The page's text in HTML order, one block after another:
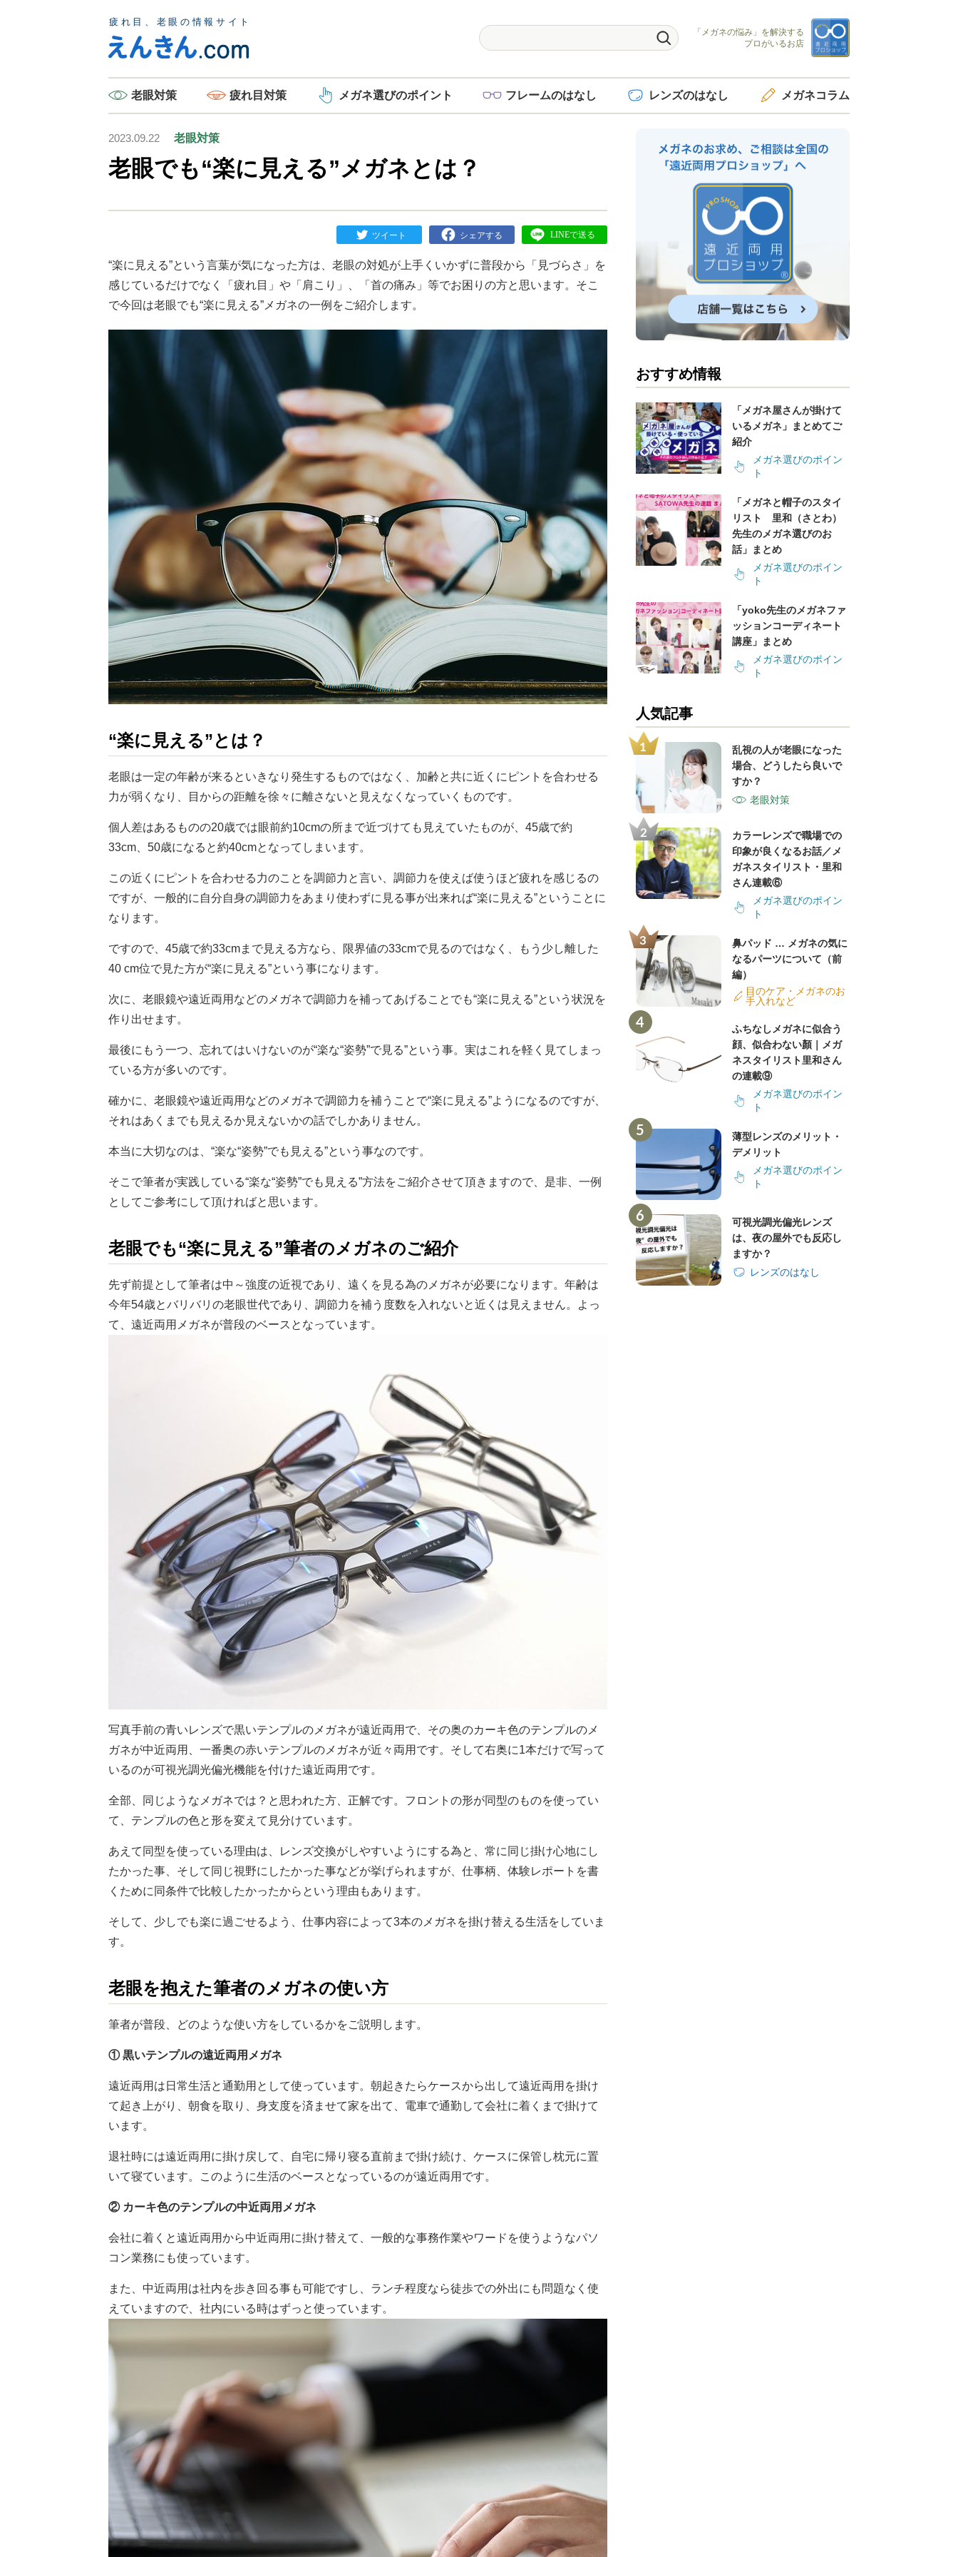
「メガネの悩み」を解決する
プロがいるお店
老眼対策 疲れ目 対策 メガネ選びのポイント フレームのはなし レンズのはなし メガネコラム
2023.09.22 老眼対策
老眼でも“楽に見える”メガネとは？
“楽に見える”という言葉が気になった方は、老眼の対処が上手くいかずに普段から「見づらさ」を
感じているだけでなく「疲れ目」や「肩こり」、「首の痛み」等でお困りの方と思います。そこ
で今回は老眼でも“楽に見える”メガネの一例をご紹介します。
“楽に見える”とは？
老眼は一定の年齢が来るといきなり発生するものではなく、加齢と共に近くにピントを合わせる
力が弱くなり、目からの距離を徐々に離さないと見えなくなっていくものです。
個人差はあるものの20歳では眼前約10cmの所まで近づけても見えていたものが、45歳で約
33cm、50歳になると約40cmとなってしまいます。
この近くにピントを合わせる力のことを調節力と言い、調節力を使えば使うほど疲れを感じるの
ですが、一般的に自分自身の調節力をあまり使わずに見る事が出来れば“楽に見える”ということに
なります。
ですので、45歳で約33cmまで見える方なら、限界値の33cmで見るのではなく、もう少し離した
40 cm位で見た方が“楽に見える”という事になります。
次に、老眼鏡や遠近両用などのメガネで調節力を補ってあげることでも“楽に見える”という状況を
作り出せます。
最後にもう一つ、忘れてはいけないのが“楽な“姿勢”で見る”という事。実はこれを軽く見てしまっ
ている方が多いのです。
確かに、老眼鏡や遠近両用などのメガネで調節力を補うことで“楽に見える”ようになるのですが、
それはあくまでも見えるか見えないかの話でしかありません。
本当に大切なのは、“楽な“姿勢”でも見える”という事なのです。
そこで筆者が実践している“楽な“姿勢”でも見える”方法をご紹介させて頂きますので、是非、一例
としてご参考にして頂ければと思います。
老眼でも“楽に見える”筆者のメガネのご紹介
先ず前提として筆者は中～強度の近視であり、遠くを見る為のメガネが必要になります。年齢は
今年54歳とバリバリの老眼世代であり、調節力を補う度数を入れないと近くは見えません。よっ
て、遠近両用メガネが普段のベースとなっています。
写真手前の青いレンズで黒いテンプルのメガネが遠近両用で、その奥のカーキ色のテンプルのメ
ガネが中近両用、一番奥の赤いテンプルのメガネが近々両用です。そして右奥に1本だけで写って
いるのが可視光調光偏光機能を付けた遠近両用です。
全部、同じようなメガネでは？と思われた方、正解です。フロントの形が同型のものを使ってい
て、テンプルの色と形を変えて見分けています。
あえて同型を使っている理由は、レンズ交換がしやすいようにする為と、常に同じ掛け心地にし
たかった事、そして同じ視野にしたかった事などが挙げられますが、仕事柄、体験レポートを書
くために同条件で比較したかったからという理由もあります。
そして、少しでも楽に過ごせるよう、仕事内容によって3本のメガネを掛け替える生活をしていま
す。
老眼を抱えた筆者のメガネの使い方
筆者が普段、どのような使い方をしているかをご説明します。
①黒いテンプルの遠近両用メガネ
遠近両用は日常生活と通勤用として使っています。朝起きたらケースから出して遠近両用を掛け
て起き上がり、朝食を取り、身支度を済ませて家を出て、電車で通勤して会社に着くまで掛けて
います。
退社時には遠近両用に掛け戻して、自宅に帰り寝る直前まで掛け続け、ケースに保管し枕元に置
いて寝ています。このように生活のベースとなっているのが遠近両用です。
② カーキ色のテンプルの中近両用メガネ
会社に着くと遠近両用から中近両用に掛け替えて、一般的な事務作業やワードを使うようなパソ
コン業務にも使っています。
また、中近両用は社内を歩き回る事も可能ですし、ランチ程度なら徒歩での外出にも問題なく使
えていますので、社内にいる時はずっと使っています。
おすすめ情報
「メガネ屋さんが掛けて
いるメガネ」まとめてご
紹介
メガネ選びのポイン
ト
「メガネと帽子のスタイ
リスト 里和（さとわ）
先生のメガネ選びのお
話」まとめ
メガネ選びのポイン
ト
「yoko先生のメガネファ
ッションコーディネート
講座」まとめ
メガネ選びのポイン
ト
人気記事
乱視の人が老眼になった
場合、どうしたら良いで
すか？
老眼対策
カラーレンズで職場での
印象が良くなるお話／メ
ガネスタイリスト・里和
さん連載⑥
メガネ選びのポイン
ト
鼻パッド … メガネの気に
なるパーツについて（前
編）
目のケア・メガネのお
手入れなど
ふちなしメガネに似合う
顔、似合わない顏｜メガ
ネスタイリスト里和さん
の連載⑨
メガネ選びのポイン
ト
薄型レンズのメリット・
デメリット
メガネ選びのポイン
ト
可視光調光偏光レンズ
は、夜の屋外でも反応し
ますか？
レンズのはなし